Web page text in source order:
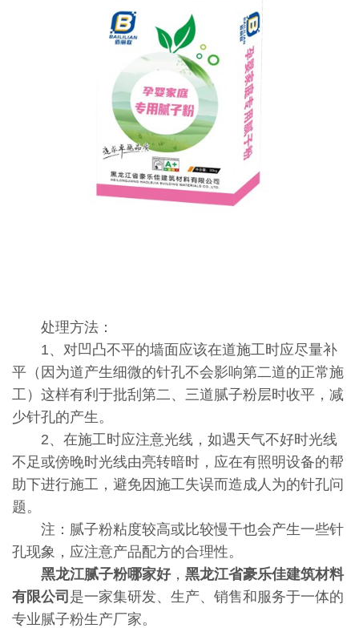
处理方法：
1、对凹凸不平的墙面应该在道施工时应尽量补
平（因为道产生细微的针孔不会影响第二道的正常施
工）这样有利于批刮第二、三道腻子粉层时收平，减
少针孔的产生。
2、在施工时应注意光线，如遇天气不好时光线
不足或傍晚时光线由亮转暗时，应在有照明设备的帮
助下进行施工，避免因施工失误而造成人为的针孔问
题。
注：腻子粉粘度较高或比较慢干也会产生一些针
孔现象，应注意产品配方的合理性。
黑龙江腻子粉哪家好， 黑龙江省豪乐佳建筑材料
有限公司 是一家集研发、生产、销售和服务于一体的
专业腻子粉生产厂家。